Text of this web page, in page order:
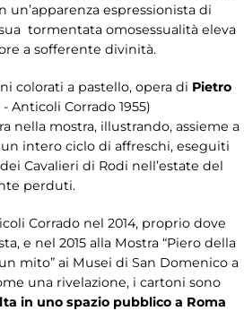
un’apparenza espressionista di
tormentata omosessualità eleva
a sofferente divinità.
colorati a pastello, opera di Pietro
- Anticoli Corrado 1955)
nella mostra, illustrando, assieme a
intero ciclo di affreschi, eseguiti
Cavalieri di Rodi nell’estate del
perduti.
Corrado nel 2014, proprio dove
e nel 2015 alla Mostra “Piero della
mito” ai Musei di San Domenico a
una rivelazione, i cartoni sono
in uno spazio pubblico a Roma